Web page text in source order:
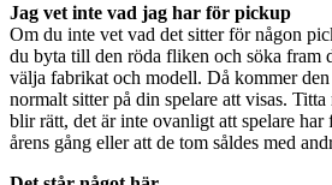
Jag vet inte vad jag har för pickup
Om du inte vet vad det sitter för någon
du byta till den röda fliken och söka fram
välja fabrikat och modell. Då kommer
normalt sitter på din spelare att visas.
blir rätt, det är inte ovanligt att spelare har
årens gång eller att de tom såldes med